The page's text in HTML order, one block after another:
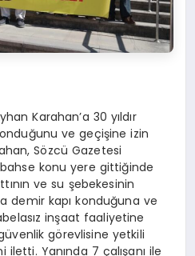
Karahan’a 30 yıldır
ve geçişine izin
Sözcü Gazetesi
konu yere gittiğinde
ve su şebekesinin
demir kapı konduğuna ve
inşaat faaliyetine
görevlisine yetkili
Yanında 7 çalışanı ile